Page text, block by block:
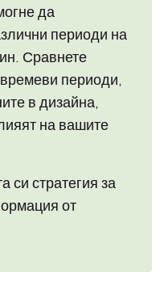
да
периоди на
Сравнете
периоди,
в дизайна,
на вашите
си стратегия за
от